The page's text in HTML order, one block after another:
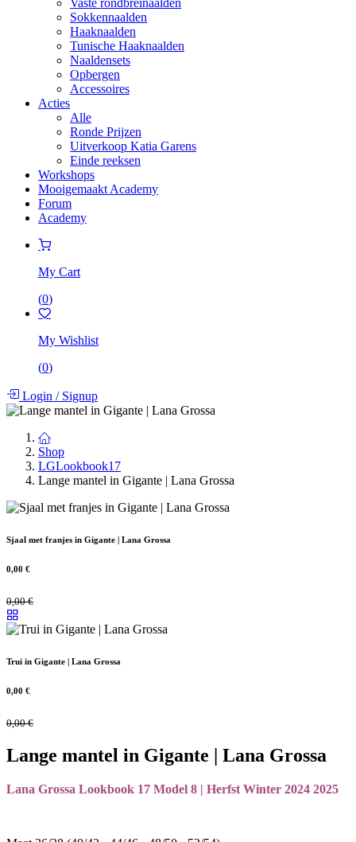
Sokkennaalden
Haaknaalden
Tunische Haaknaalden
Naaldensets
Opbergen
Accessoires
Acties
Alle
Ronde Prijzen
Uitverkoop Katia Garens
Einde reeksen
Workshops
Mooigemaakt Academy
Forum
Academy
My Cart
(0)
My Wishlist
(0)
Login /Signup
Shop
LGLookbook17
Lange mantel in Gigante | Lana Grossa
Sjaal met franjes in Gigante | Lana Grossa
0,00 €
0,00€
Trui in Gigante | Lana Grossa
0,00 €
0,00€
Lange mantel in Gigante | Lana Grossa
Lana Grossa Lookbook 17 Model 8 | Herfst Winter 2024 2025